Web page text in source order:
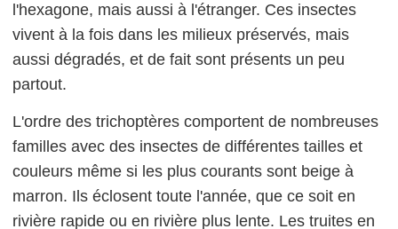
l'hexagone, mais aussi à l'étranger. Ces insectes
vivent à la fois dans les milieux préservés, mais
aussi dégradés, et de fait sont présents un peu
partout.
L'ordre des trichoptères comportent de nombreuses
familles avec des insectes de différentes tailles et
couleurs même si les plus courants sont beige à
marron. Ils éclosent toute l'année, que ce soit en
rivière rapide ou en rivière plus lente. Les truites en